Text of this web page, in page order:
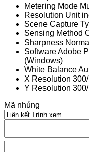
Metering Mode
Resolution Unit
Scene Capture
Sensing Method
Sharpness Normal
SoftwareAdobe
(Windows)
White Balance
X Resolution
Y Resolution
Mã nhúng